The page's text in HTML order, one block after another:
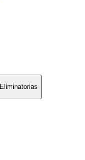
Eliminatorias